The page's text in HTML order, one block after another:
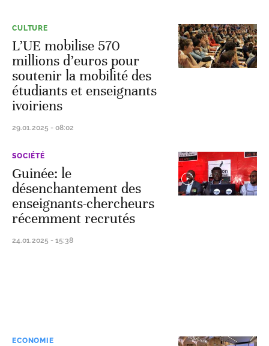
CULTURE
L’UE mobilise 570
millions d’euros pour
soutenir la mobilité des
étudiants et enseignants
ivoiriens
29.01.2025 - 08:02
SOCIÉTÉ
Guinée: le
désenchantement des
enseignants-chercheurs
récemment recrutés
24.01.2025 - 15:38
ECONOMIE